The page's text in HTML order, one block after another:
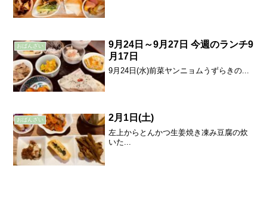
おばんざい
9月24日～9月27日 今週のランチ9
月17日
9月24日(水)前菜ヤンニョムうずらきの...
おばんざい 2月1日(土)
左上からとんかつ生姜焼き凍み豆腐の炊
いた...